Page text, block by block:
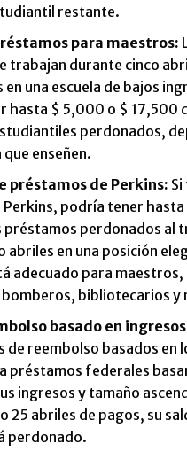
restante.
para maestros:
trabajan durante cinco
una escuela de bajos
hasta $ 5,000 o $ 17,500
perdonados,
enseñen.
préstamos de Perkins:
podría tener hasta
préstamos perdonados al
abriles en una posición
adecuado para maestros,
bibliotecarios y
basado en ingresos
de reembolso basados en
préstamos federales
ingresos y tamaño
25 abriles de pagos, su
perdonado.